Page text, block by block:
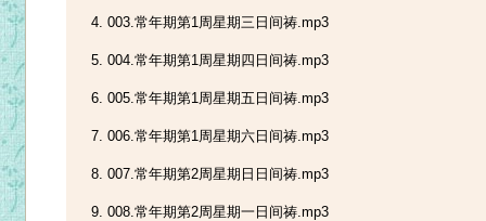
003.常年期第1周星期三日间祷.mp3
004.常年期第1周星期四日间祷.mp3
005.常年期第1周星期五日间祷.mp3
006.常年期第1周星期六日间祷.mp3
007.常年期第2周星期日日间祷.mp3
008.常年期第2周星期一日间祷.mp3